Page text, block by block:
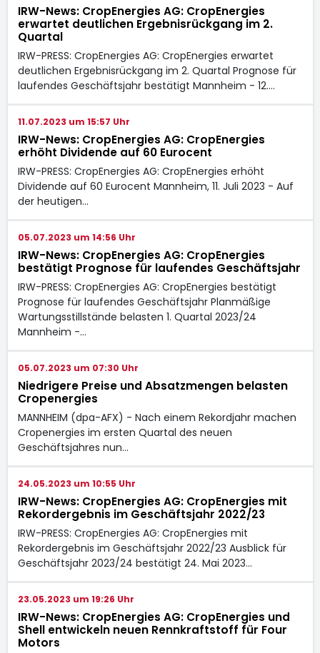
IRW-News: CropEnergies AG: CropEnergies
erwartet deutlichen Ergebnisrückgang im 2.
Quartal
IRW-PRESS: CropEnergies AG: CropEnergies erwartet
deutlichen Ergebnisrückgang im 2. Quartal Prognose für
laufendes Geschäftsjahr bestätigt Mannheim - 12.…
11.07.2023 um 15:57 Uhr
IRW-News: CropEnergies AG: CropEnergies
erhöht Dividende auf 60 Eurocent
IRW-PRESS: CropEnergies AG: CropEnergies erhöht
Dividende auf 60 Eurocent Mannheim, 11. Juli 2023 - Auf
der heutigen…
05.07.2023 um 14:56 Uhr
IRW-News: CropEnergies AG: CropEnergies
bestätigt Prognose für laufendes Geschäftsjahr
IRW-PRESS: CropEnergies AG: CropEnergies bestätigt
Prognose für laufendes Geschäftsjahr Planmäßige
Wartungsstillstände belasten 1. Quartal 2023/24
Mannheim -…
05.07.2023 um 07:30 Uhr
Niedrigere Preise und Absatzmengen belasten
Cropenergies
MANNHEIM (dpa-AFX) - Nach einem Rekordjahr machen
Cropenergies im ersten Quartal des neuen
Geschäftsjahres nun…
24.05.2023 um 10:55 Uhr
IRW-News: CropEnergies AG: CropEnergies mit
Rekordergebnis im Geschäftsjahr 2022/23
IRW-PRESS: CropEnergies AG: CropEnergies mit
Rekordergebnis im Geschäftsjahr 2022/23 Ausblick für
Geschäftsjahr 2023/24 bestätigt 24. Mai 2023…
23.05.2023 um 19:26 Uhr
IRW-News: CropEnergies AG: CropEnergies und
Shell entwickeln neuen Rennkraftstoff für Four
Motors